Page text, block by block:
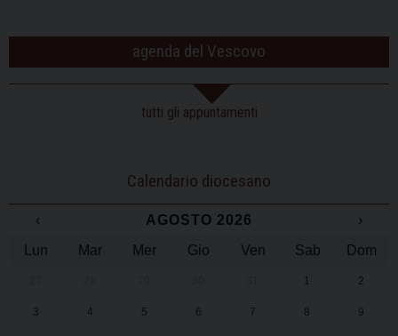
agenda del Vescovo
tutti gli appuntamenti
Calendario diocesano
‹ AGOSTO 2026
›
Lun
Mar Mer Gio Ven Sab Dom
1 2
3 4 5 6 7 8 9